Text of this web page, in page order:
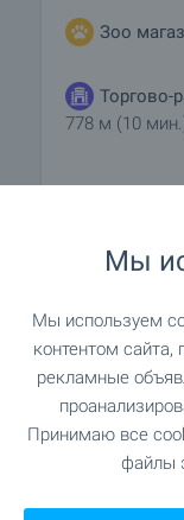
Зоо
Торгово-
778 м (10
Банк
Аптека
Мы
Мы используем
контентом сайта,
рекламные
Принимаю все
файлы